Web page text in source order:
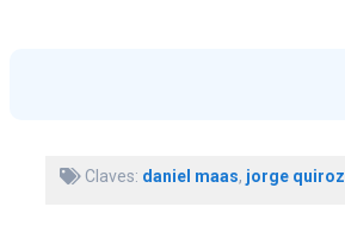
Claves: daniel maas, jorge quiroz